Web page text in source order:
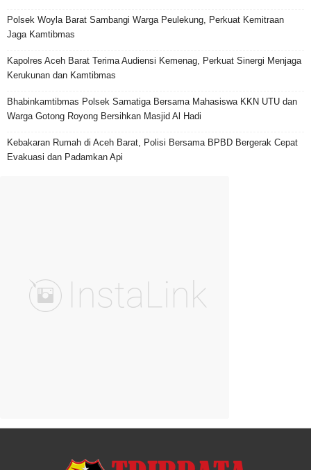
Polsek Woyla Barat Sambangi Warga Peulekung, Perkuat Kemitraan
Jaga Kamtibmas
Kapolres Aceh Barat Terima Audiensi Kemenag, Perkuat Sinergi Menjaga
Kerukunan dan Kamtibmas
Bhabinkamtibmas Polsek Samatiga Bersama Mahasiswa KKN UTU dan
Warga Gotong Royong Bersihkan Masjid Al Hadi
Kebakaran Rumah di Aceh Barat, Polisi Bersama BPBD Bergerak Cepat
Evakuasi dan Padamkan Api